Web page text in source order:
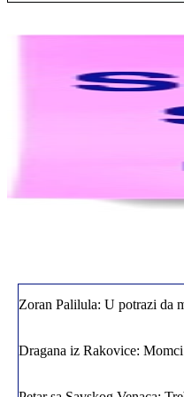
Jelena sa Čukarice: Mogu
Milica iz Novog Beograda: